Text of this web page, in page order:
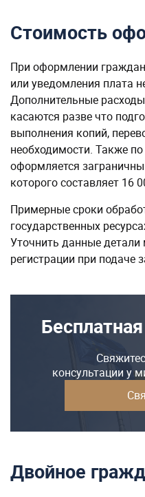
Стоимость
При оформлении
или уведомления плата
Дополнительные
касаются разве что
выполнения копий,
необходимости. Также
оформляется
которого составляет 16
Примерные сроки
государственных
Уточнить данные
регистрации при подаче
консультации у
Двойное